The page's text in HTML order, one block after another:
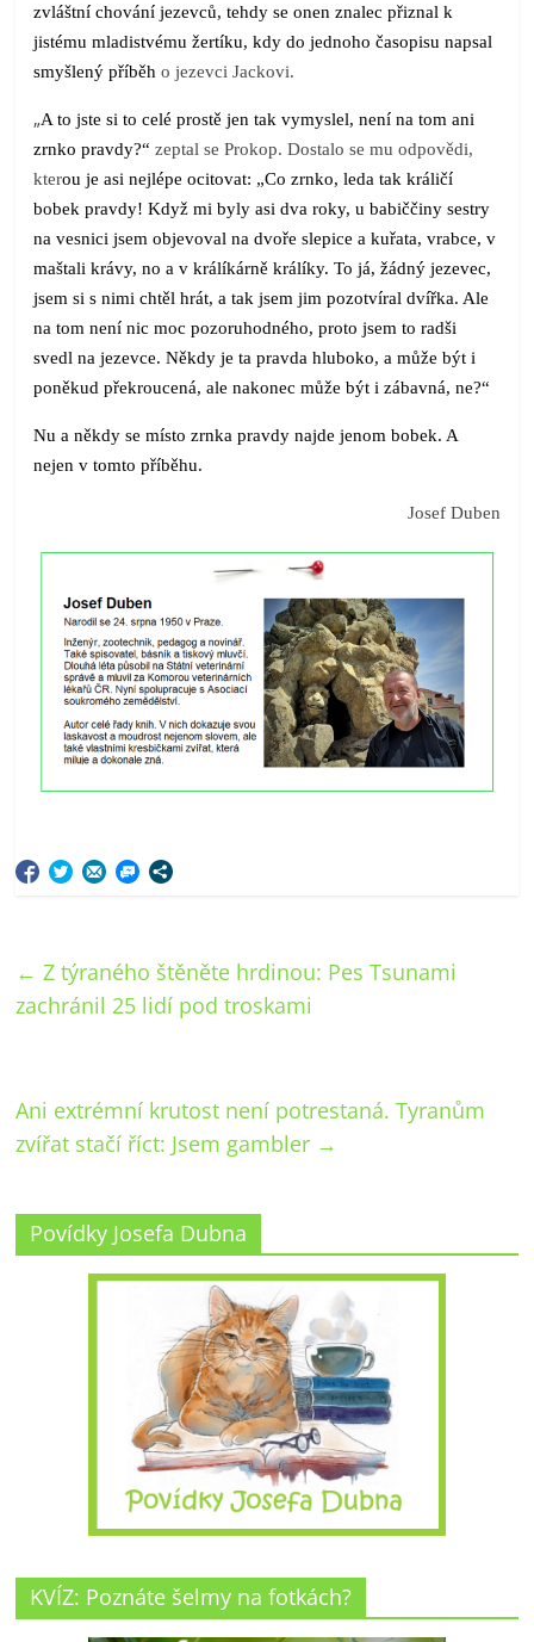
zvláštní chování jezevců, tehdy se onen znalec přiznal k
jistému mladistvému žertíku, kdy do jednoho časopisu napsal
smyšlený příběho jezevci Jackovi.
„A to jste si to celé prostě jen tak vymyslel, není na tom ani
zrnko pravdy?“zeptal se Prokop. Dostalo se mu odpovědi,
kterou je asi nejlépe ocitovat: „Co zrnko, leda tak králičí
bobek pravdy! Když mi byly asi dva roky, u babiččiny sestry
na vesnici jsem objevoval na dvoře slepice a kuřata, vrabce, v
maštali krávy, no a v králíkárně králíky. To já, žádný jezevec,
jsem si s nimi chtěl hrát, a tak jsem jim pozotvíral dvířka. Ale
na tom není nic moc pozoruhodného, proto jsem to radši
svedl na jezevce. Někdy je ta pravda hluboko, a může být i
poněkud překroucená, ale nakonec může být i zábavná, ne?“
Nu a někdy se místo zrnka pravdy najde jenom bobek. A
nejen v tomto příběhu.
Josef Duben
← Z týraného štěněte hrdinou: Pes Tsunami
zachránil 25 lidí pod troskami
Ani extrémní krutost není potrestaná. Tyranům
zvířat stačí říct: Jsem gambler →
Povídky Josefa Dubna
KVÍZ: Poznáte šelmy na fotkách?